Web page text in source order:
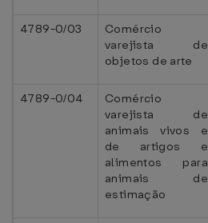
4789-0/03
Comércio
varejista de
objetos de arte
4789-0/04
Comércio
varejista de
animais vivos e
de artigos e
alimentos para
animais de
estimação